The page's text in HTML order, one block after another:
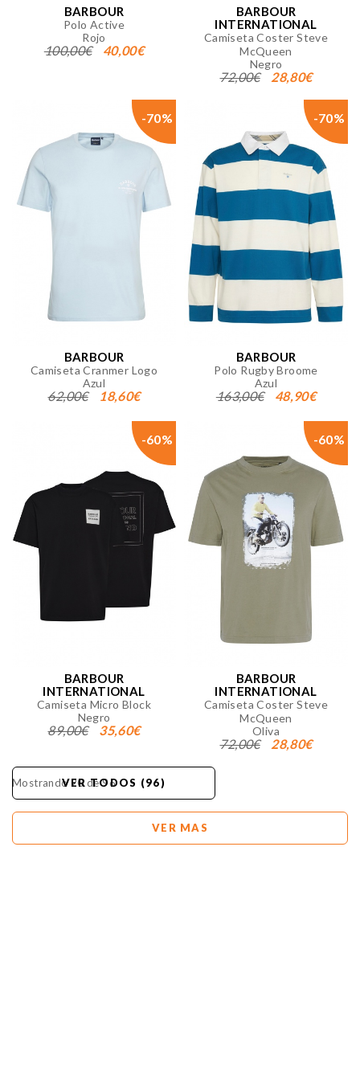
BARBOUR
Polo Active
Rojo
100,00€ 40,00€
BARBOUR
INTERNATIONAL
Camiseta Coster Steve
McQueen
Negro
72,00€ 28,80€
-70%
BARBOUR
Camiseta Cranmer Logo
Azul
62,00€ 18,60€
-70%
BARBOUR
Polo Rugby Broome
Azul
163,00€ 48,90€
-60%
BARBOUR
INTERNATIONAL
Camiseta Micro Block
Negro
89,00€ 35,60€
-60%
BARBOUR
INTERNATIONAL
Camiseta Coster Steve
McQueen
Oliva
72,00€ 28,80€
Mostrando 20 de 96
VER TODOS (96)
VER MAS